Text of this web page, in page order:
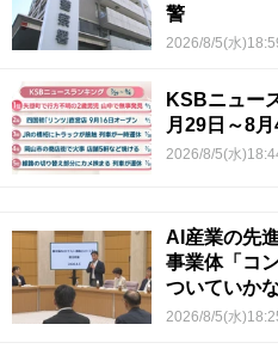
警
2026/8/5(水
KSBニュー
月29日～8月
2026/8/5(水
AI産業の先
事業体「コ
ついていか
2026/8/5(水